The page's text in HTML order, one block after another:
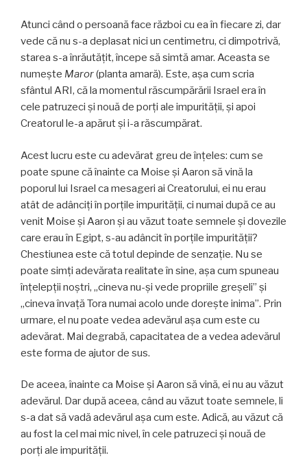
Atunci când o persoană face război cu ea în fiecare zi, dar
vede că nu s-a deplasat nici un centimetru, ci dimpotrivă,
starea s-a înrăutățit, începe să simtă amar. Aceasta se
numește Maror(planta amară). Este, așa cum scria
sfântul ARI, că la momentul răscumpărării Israel era în
cele patruzeci și nouă de porți ale impurității, și apoi
Creatorul le-a apărut și i-a răscumpărat.
Acest lucru este cu adevărat greu de înțeles: cum se
poate spune că înainte ca Moise și Aaron să vină la
poporul lui Israel ca mesageri ai Creatorului, ei nu erau
atât de adânciți în porțile impurității, ci numai după ce au
venit Moise și Aaron și au văzut toate semnele și dovezile
care erau în Egipt, s-au adâncit în porțile impurității?
Chestiunea este că totul depinde de senzație. Nu se
poate simți adevărata realitate în sine, așa cum spuneau
înțelepții noștri, „cineva nu-și vede propriile greșeli” și
„cineva învață Tora numai acolo unde dorește inima”. Prin
urmare, el nu poate vedea adevărul așa cum este cu
adevărat. Mai degrabă, capacitatea de a vedea adevărul
este forma de ajutor de sus.
De aceea, înainte ca Moise și Aaron să vină, ei nu au văzut
adevărul. Dar după aceea, când au văzut toate semnele, li
s-a dat să vadă adevărul așa cum este. Adică, au văzut că
au fost la cel mai mic nivel, în cele patruzeci și nouă de
porți ale impurității.